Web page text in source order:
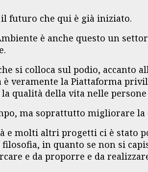
futuro che qui è già iniziato.
è anche questo un
si colloca sul podio, accanto
è veramente la Piattaforma
qualità della vita nelle persone
ma soprattutto migliorare
e molti altri progetti ci è stato
filosofia, in quanto se non si
e da proporre e da